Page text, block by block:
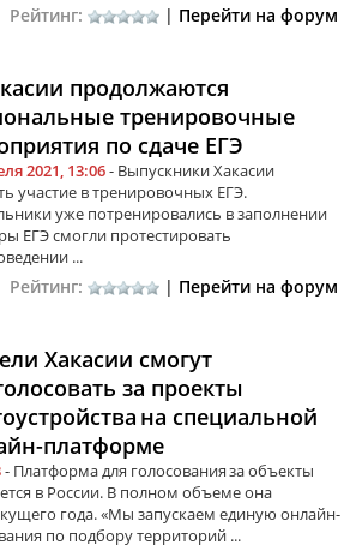
Рейтинг: | Перейти на форум
продолжаются
тренировочные
по сдаче ЕГЭ
2021, 13:06- Выпускники Хакасии
участие в тренировочных ЕГЭ.
уже потренировались в заполнении
ЕГЭ смогли протестировать
...
Рейтинг: | Перейти на форум
Хакасии смогут
за проекты
на специальной
платформе
- Платформа для голосования за объекты
в России. В полном объеме она
года. «Мы запускаем единую онлайн-
по подбору территорий ...